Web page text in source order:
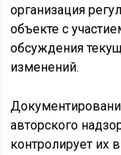
организация
объекте с
обсуждения
изменений.
авторского
контролирует их